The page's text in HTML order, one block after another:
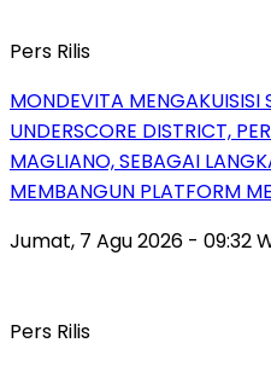
Pers Rilis
MONDEVITA MENGAKUISISI
UNDERSCORE DISTRICT,
MAGLIANO, SEBAGAI
MEMBANGUN PLATFORM
Jumat, 7 Agu 2026 - 09:32
Pers Rilis